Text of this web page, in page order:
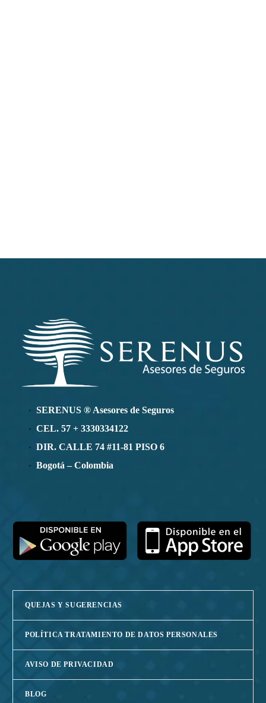
SERENUS ® Asesores de Seguros
CEL. 57 + 3330334122
DIR. CALLE 74 #11-81 PISO 6
Bogotá – Colombia
QUEJAS Y SUGERENCIAS
POLÍTICA TRATAMIENTO DE DATOS PERSONALES
AVISO DE PRIVACIDAD
BLOG